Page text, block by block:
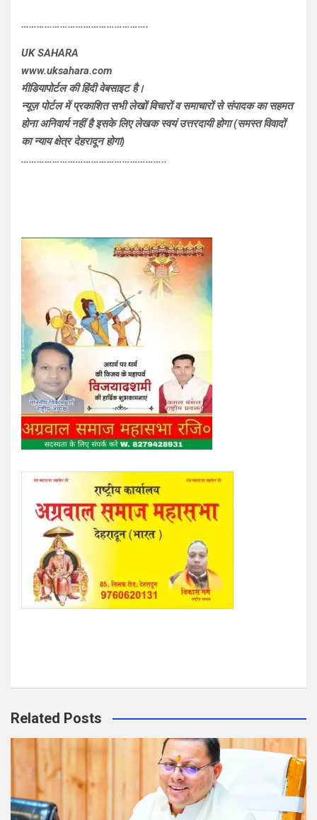
………………………………………….
UK SAHARA
www.uksahara.com
मीडियापोर्टल की हिंदी वेबसाइट है।
न्यूज़ पोर्टल में प्रकाशित सभी लेखों विचारों व समाचारों से संपादक का सहमत
होना अनिवार्य नहीं है इसके लिए लेखक स्वयं उत्तरदायी होगा (समस्त विवादों
का न्याय क्षेत्र देहरादून होगा)
………………………………………………..
Related Posts